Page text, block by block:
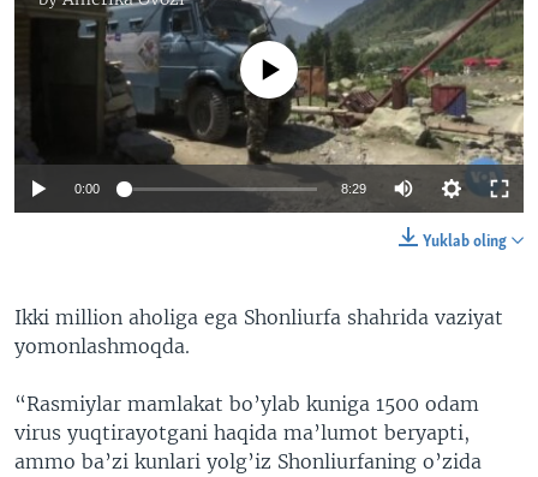
No media source currently available
0:00 8:29
Yuklab oling
Ikki million aholiga ega Shonliurfa shahrida vaziyat
yomonlashmoqda.
“Rasmiylar mamlakat bo’ylab kuniga 1500 odam
virus yuqtirayotgani haqida ma’lumot beryapti,
ammo ba’zi kunlari yolg’iz Shonliurfaning o’zida